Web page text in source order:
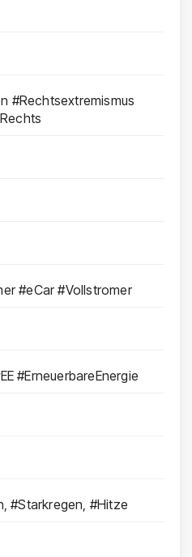
#Rechtsextremismus
#eCar #Vollstromer
#ErneuerbareEnergie
#Starkregen, #Hitze